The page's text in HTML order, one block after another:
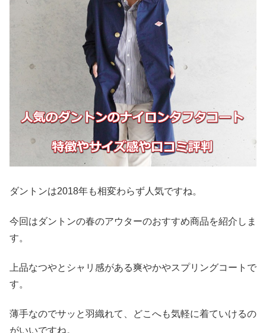
ダントンは2018年も相変わらず人気ですね。
今回はダントンの春のアウターのおすすめ商品を紹介しま
す。
上品なつやとシャリ感がある爽やかやスプリングコートで
す。
薄手なのでサッと羽織れて、どこへも気軽に着ていけるの
がいいですね。